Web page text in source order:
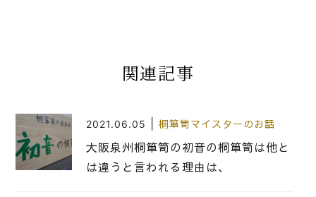
関連記事
2021.06.05 桐箪笥マイスターのお話
大阪泉州桐箪笥の初音の桐箪笥は他と
は違うと言われる理由は、